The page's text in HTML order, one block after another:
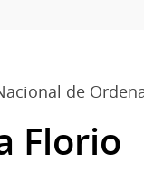
de
Florio